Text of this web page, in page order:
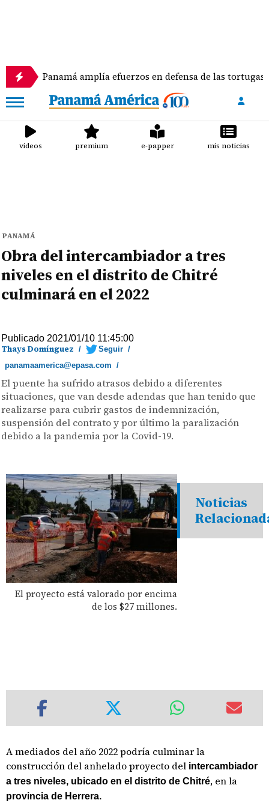
Panamá amplía efuerzos en defensa de las tortugas marinas
videos premium e-papper mis noticias
PANAMÁ
Obra del intercambiador a tres
niveles en el distrito de Chitré
culminará en el 2022
Publicado 2021/01/10 11:45:00
Thays Domínguez / Seguir /
panamaamerica@epasa.com /
El puente ha sufrido atrasos debido a diferentes
situaciones, que van desde adendas que han tenido que
realizarse para cubrir gastos de indemnización,
suspensión del contrato y por último la paralización
debido a la pandemia por la Covid-19.
El proyecto está valorado por encima
de los $27 millones.
Noticias
A mediados del año 2022 podría culminar la
construcción del anhelado proyecto del intercambiador
a tres niveles, ubicado en el distrito de Chitré, en la
provincia de Herrera.